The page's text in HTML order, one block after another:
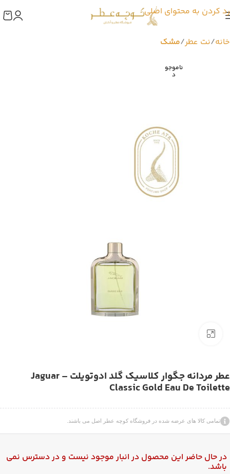
رد کردن به محتوای اصلی
خانه نت عطر مشک
ناموجو
د
عطر مردانه جگوار کلاسیک گلد ادوتویلت – Jaguar
Classic Gold Eau De Toilette
تمامی کالا های عرضه شده در فروشگاه کوچه عطر اصل می باشند.
در حال حاضر این محصول در انبار موجود نیست و در دسترس نمی
باشد.